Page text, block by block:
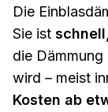
Die
Sie ist
die
wird – meist
Kosten ab